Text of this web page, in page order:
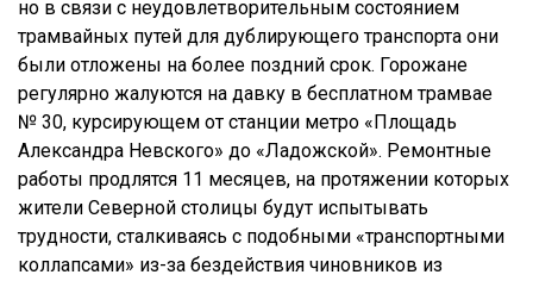
но в связи с неудовлетворительным состоянием
трамвайных путей для дублирующего транспорта они
были отложены на более поздний срок. Горожане
регулярно жалуются на давку в бесплатном трамвае
№ 30, курсирующем от станции метро «Площадь
Александра Невского» до «Ладожской». Ремонтные
работы продлятся 11 месяцев, на протяжении которых
жители Северной столицы будут испытывать
трудности, сталкиваясь с подобными «транспортными
коллапсами» из-за бездействия чиновников из